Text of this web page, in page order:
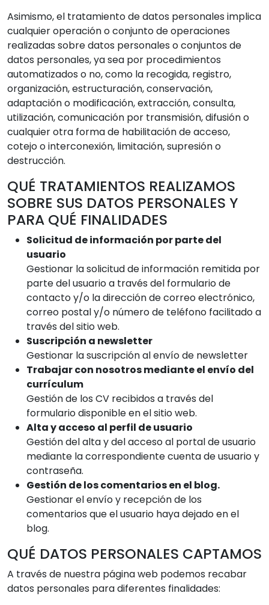
Asimismo, el tratamiento de datos personales implica
cualquier operación o conjunto de operaciones
realizadas sobre datos personales o conjuntos de
datos personales, ya sea por procedimientos
automatizados o no, como la recogida, registro,
organización, estructuración, conservación,
adaptación o modificación, extracción, consulta,
utilización, comunicación por transmisión, difusión o
cualquier otra forma de habilitación de acceso,
cotejo o interconexión, limitación, supresión o
destrucción.
QUÉ TRATAMIENTOS REALIZAMOS
SOBRE SUS DATOS PERSONALES Y
PARA QUÉ FINALIDADES
Solicitud de información por parte del
usuario
Gestionar la solicitud de información remitida por
parte del usuario a través del formulario de
contacto y/o la dirección de correo electrónico,
correo postal y/o número de teléfono facilitado a
través del sitio web.
Suscripción a newsletter
Gestionar la suscripción al envío de newsletter
Trabajar con nosotros mediante el envío del
currículum
Gestión de los CV recibidos a través del
formulario disponible en el sitio web.
Alta y acceso al perfil de usuario
Gestión del alta y del acceso al portal de usuario
mediante la correspondiente cuenta de usuario y
contraseña.
Gestión de los comentarios en el blog.
Gestionar el envío y recepción de los
comentarios que el usuario haya dejado en el
blog.
QUÉ DATOS PERSONALES CAPTAMOS
A través de nuestra página web podemos recabar
datos personales para diferentes finalidades: